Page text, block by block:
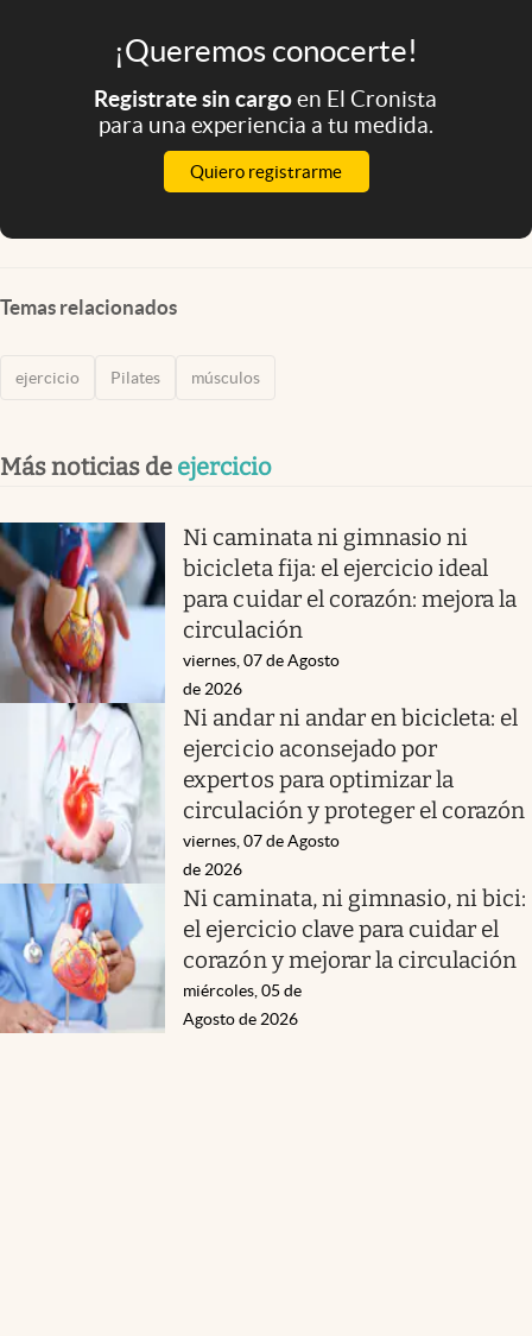
¡Queremos conocerte!
Registrate sin cargoen El Cronista
para una experiencia a tu medida.
Quiero registrarme
Temas relacionados
ejercicio Pilates músculos
Más noticias de ejercicio
Ni caminata ni gimnasio ni
bicicleta fija: el ejercicio ideal
para cuidar el corazón: mejora la
circulación
viernes, 07 de Agosto
de 2026
Ni andar ni andar en bicicleta: el
ejercicio aconsejado por
expertos para optimizar la
circulación y proteger el corazón
viernes, 07 de Agosto
de 2026
Ni caminata, ni gimnasio, ni bici:
el ejercicio clave para cuidar el
corazón y mejorar la circulación
miércoles, 05 de
Agosto de 2026